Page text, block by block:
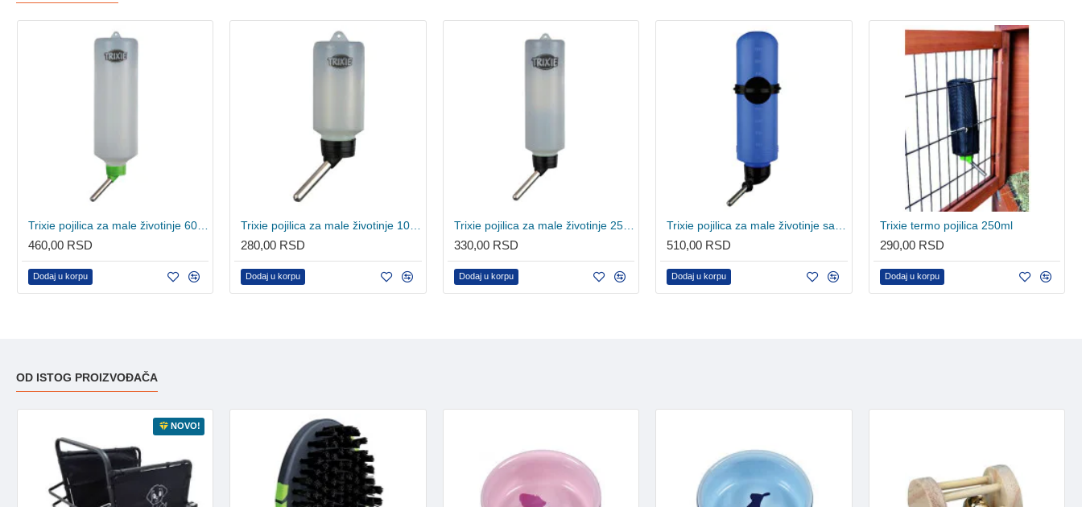
460,00 RSD
Dodaj u korpu
280,00 RSD
Dodaj u korpu
Trixie pojilica za male životinje 250ml
330,00 RSD
Dodaj u korpu
510,00 RSD
Dodaj u korpu
Trixie termo pojilica 250ml
290,00 RSD
Dodaj u korpu
OD ISTOG PROIZVOĐAČA
NOVO!